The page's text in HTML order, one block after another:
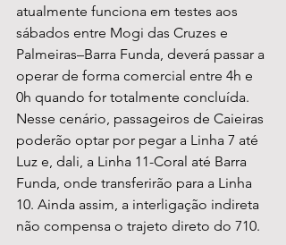
atualmente funciona em testes aos
sábados entre Mogi das Cruzes e
Palmeiras–Barra Funda, deverá passar a
operar de forma comercial entre 4h e
0h quando for totalmente concluída.
Nesse cenário, passageiros de Caieiras
poderão optar por pegar a Linha 7 até
Luz e, dali, a Linha 11-Coral até Barra
Funda, onde transferirão para a Linha
10. Ainda assim, a interligação indireta
não compensa o trajeto direto do 710.